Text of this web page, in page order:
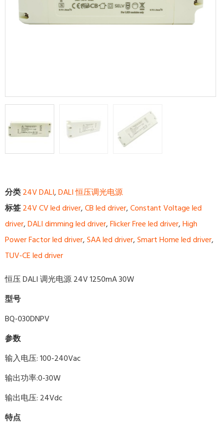
分类 24V DALI, DALI 恒压调光电源
标签 24V CV led driver, CB led driver, Constant Voltage led
driver, DALI dimming led driver, Flicker Free led driver, High
Power Factor led driver, SAA led driver, Smart Home led driver,
TUV-CE led driver
恒压 DALI 调光电源 24V 1250mA 30W
型号
BQ-030DNPV
参数
输入电压: 100-240Vac
输出功率:0-30W
输出电压: 24Vdc
特点